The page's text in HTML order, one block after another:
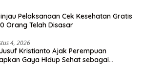
Pelaksanaan Cek Kesehatan Gratis
Orang Telah Disasar
4, 2026
Kristianto Ajak Perempuan
Gaya Hidup Sehat sebagai